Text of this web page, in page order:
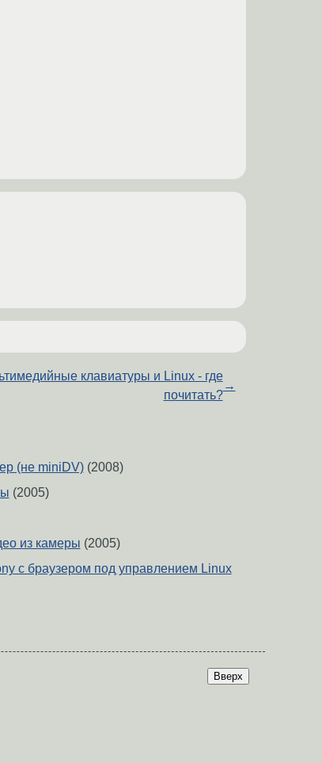
клавиатуры и Linux - где
почитать?
→
(не miniDV)(2008)
(2005)
из камеры (2005)
с браузером под управлением Linux
Вверх